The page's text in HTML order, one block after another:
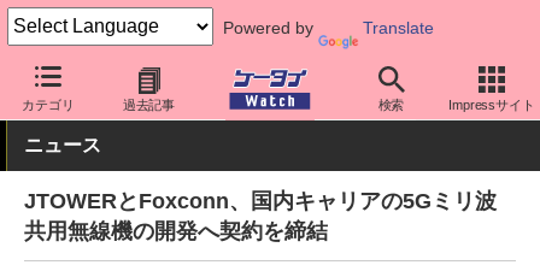
Powered by Translate
カテゴリ 過去記事 検索 Impressサイト
ケータイ Watch 最新技術/その他 チップセット
ニュース
JTOWERとFoxconn、国内キャリアの5Gミリ波
共用無線機の開発へ契約を締結